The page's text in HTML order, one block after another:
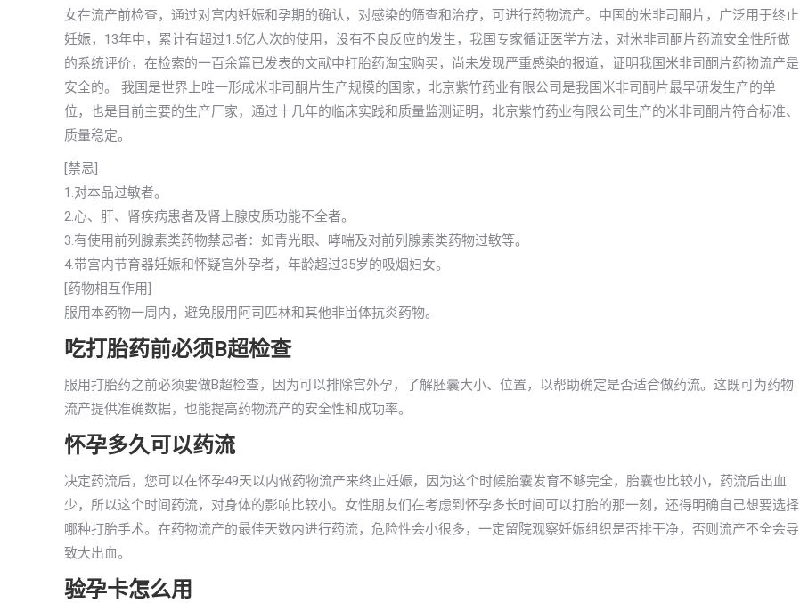
女在流产前检查，通过对宫内妊娠和孕期的确认，对感染的筛查和治疗，可进行药物流产。中国的米非司酮片，广泛用于终止
妊娠，13年中，累计有超过1.5亿人次的使用，没有不良反应的发生，我国专家循证医学方法，对米非司酮片药流安全性所做
的系统评价，在检索的一百余篇已发表的文献中打胎药淘宝购买，尚未发现严重感染的报道，证明我国米非司酮片药物流产是
安全的。 我国是世界上唯一形成米非司酮片生产规模的国家，北京紫竹药业有限公司是我国米非司酮片最早研发生产的单
位，也是目前主要的生产厂家，通过十几年的临床实践和质量监测证明，北京紫竹药业有限公司生产的米非司酮片符合标准、
质量稳定。
[禁忌]
1.对本品过敏者。
2.心、肝、肾疾病患者及肾上腺皮质功能不全者。
3.有使用前列腺素类药物禁忌者：如青光眼、哮喘及对前列腺素类药物过敏等。
4.带宫内节育器妊娠和怀疑宫外孕者，年龄超过35岁的吸烟妇女。
[药物相互作用]
服用本药物一周内，避免服用阿司匹林和其他非畄体抗炎药物。
吃打胎药前必须B超检查
服用打胎药之前必须要做B超检查，因为可以排除宫外孕，了解胚囊大小、位置，以帮助确定是否适合做药流。这既可为药物
流产提供准确数据，也能提高药物流产的安全性和成功率。
怀孕多久可以药流
决定药流后，您可以在怀孕49天以内做药物流产来终止妊娠，因为这个时候胎囊发育不够完全，胎囊也比较小，药流后出血
少，所以这个时间药流，对身体的影响比较小。女性朋友们在考虑到怀孕多长时间可以打胎的那一刻，还得明确自己想要选择
哪种打胎手术。在药物流产的最佳天数内进行药流，危险性会小很多，一定留院观察妊娠组织是否排干净，否则流产不全会导
致大出血。
验孕卡怎么用